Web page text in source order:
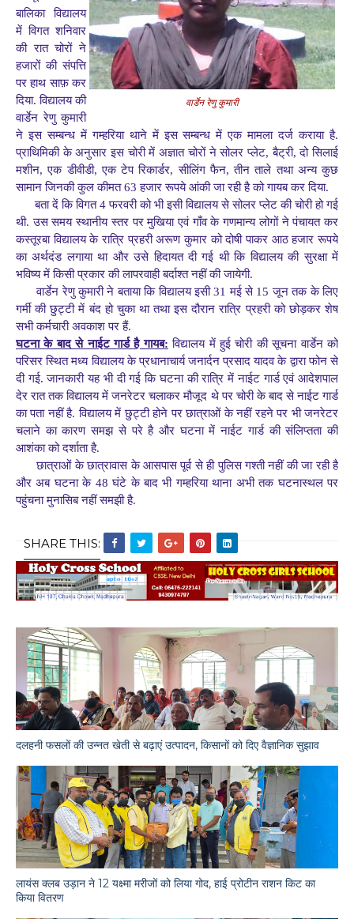
वार्डेन रेणु कुमारी
बालिका विद्यालय
में विगत शनिवार
की रात चोरों ने
हजारों की संपत्ति
पर हाथ साफ़ कर
दिया. विद्यालय की
वार्डेन रेणु कुमारी
ने इस सम्बन्ध में गम्हरिया थाने में इस सम्बन्ध में एक मामला दर्ज कराया है.
प्राथिमिकी के अनुसार इस चोरी में अज्ञात चोरों ने सोलर प्लेट, बैट्री, दो सिलाई
मशीन, एक डीवीडी, एक टेप रिकार्डर, सीलिंग फैन, तीन ताले तथा अन्य कुछ
सामान जिनकी कुल कीमत 63 हजार रूपये आंकी जा रही है को गायब कर दिया.
बता दें कि विगत 4 फरवरी को भी इसी विद्यालय से सोलर प्लेट की चोरी हो गई
थी. उस समय स्थानीय स्तर पर मुखिया एवं गाँव के गणमान्य लोगों ने पंचायत कर
कस्तूरबा विद्यालय के रात्रि प्रहरी अरूण कुमार को दोषी पाकर आठ हजार रूपये
का अर्थदंड लगाया था और उसे हिदायत दी गई थी कि विद्यालय की सुरक्षा में
भविष्य में किसी प्रकार की लापरवाही बर्दाश्त नहीं की जायेगी.
वार्डेन रेणु कुमारी ने बताया कि विद्यालय इसी 31 मई से 15 जून तक के लिए
गर्मी की छुट्टी में बंद हो चुका था तथा इस दौरान रात्रि प्रहरी को छोड़कर शेष
सभी कर्मचारी अवकाश पर हैं.
घटना के बाद से नाईट गार्ड है गायब: विद्यालय में हुई चोरी की सूचना वार्डेन को
परिसर स्थित मध्य विद्यालय के प्रधानाचार्य जनार्दन प्रसाद यादव के द्वारा फोन से
दी गई. जानकारी यह भी दी गई कि घटना की रात्रि में नाईट गार्ड एवं आदेशपाल
देर रात तक विद्यालय में जनरेटर चलाकर मौजूद थे पर चोरी के बाद से नाईट गार्ड
का पता नहीं है. विद्यालय में छुट्टी होने पर छात्राओं के नहीं रहने पर भी जनरेटर
चलाने का कारण समझ से परे है और घटना में नाईट गार्ड की संलिप्तता की
आशंका को दर्शाता है.
छात्राओं के छात्रावास के आसपास पूर्व से ही पुलिस गश्ती नहीं की जा रही है
और अब घटना के 48 घंटे के बाद भी गम्हरिया थाना अभी तक घटनास्थल पर
पहुंचना मुनासिब नहीं समझी है.
SHARE THIS:
दलहनी फसलों की उन्नत खेती से बढ़ाएं उत्पादन, किसानों को दिए वैज्ञानिक सुझाव
लायंस क्लब उड़ान ने 12 यक्ष्मा मरीजों को लिया गोद, हाई प्रोटीन राशन किट का
किया वितरण